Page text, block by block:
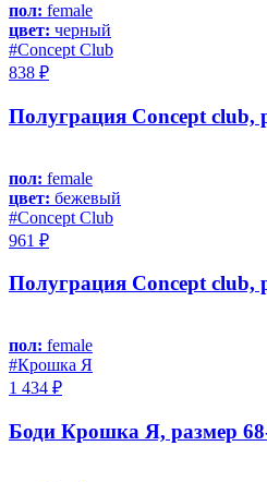
пол: female
цвет: черный
#Concept Club
838 ₽
Полуграция Concept club,
пол: female
цвет: бежевый
#Concept Club
961 ₽
Полуграция Concept club,
пол: female
#Крошка Я
1 434 ₽
Боди Крошка Я, размер